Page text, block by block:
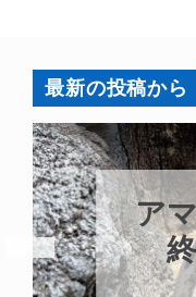
最新の投稿から
ア